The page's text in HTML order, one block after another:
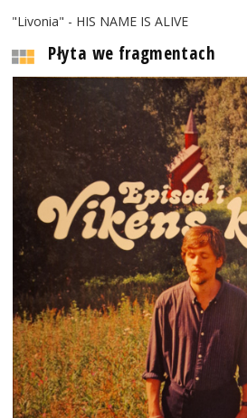
"Livonia" - HIS NAME IS ALIVE
Płyta we fragmentach